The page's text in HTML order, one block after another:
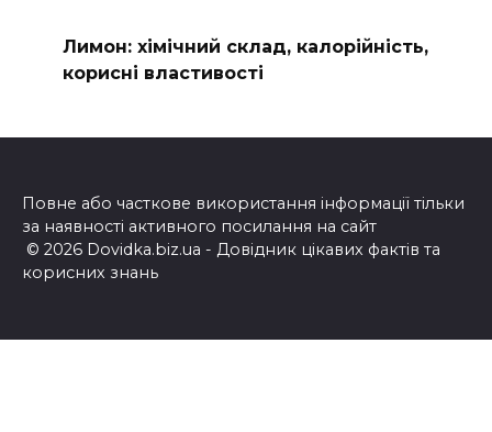
Лимон: хімічний склад, калорійність,
корисні властивості
Повне або часткове використання інформації тільки
за наявності активного посилання на сайт
© 2026 Dovidka.biz.ua - Довідник цікавих фактів та
корисних знань